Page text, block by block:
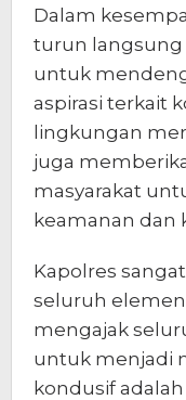
Dalam
turun langsung
untuk
aspirasi terkait
lingkungan
juga
masyarakat
keamanan dan
Kapolres
seluruh elemen
mengajak
untuk menjadi
kondusif